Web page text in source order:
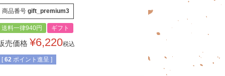
商品番号 gift_premium3
送料一律940円 ギフト
売価格 ¥6,220税込
[ 62 ポイント進呈 ]